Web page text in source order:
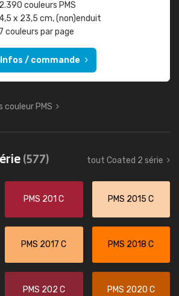
2.390 couleurs PMS
4,5 x 23,5 cm, (non)enduit
7 couleurs par page
Infos / commande
PMS
(577) tout Coated 2 série
PMS 201 C PMS 2015 C
PMS 2017 C PMS 2018 C
PMS 202 C PMS 2020 C